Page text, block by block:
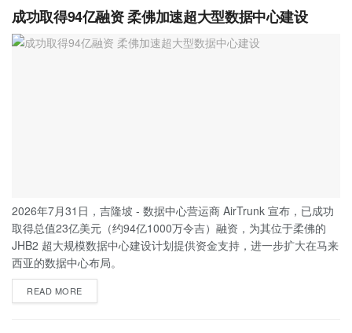
成功取得94亿融资 柔佛加速超大型数据中心建设
2026年7月31日，吉隆坡 - 数据中心营运商 AirTrunk 宣布，已成功
取得总值23亿美元（约94亿1000万令吉）融资，为其位于柔佛的
JHB2 超大规模数据中心建设计划提供资金支持，进一步扩大在马来
西亚的数据中心布局。
READ MORE